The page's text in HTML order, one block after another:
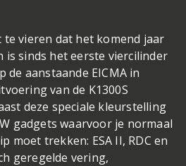
vieren dat het komend jaar
is sinds het eerste viercilinder
de aanstaande EICMA in
van de K1300S
deze speciale kleurstelling
gadgets waarvoor je normaal
moet trekken: ESA II, RDC en
geregelde vering,